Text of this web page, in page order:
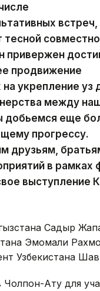
встреч,
тесной
привержен
продвижение
укрепление уз
между
добьемся еще
прогрессу.
друзьям,
в рамках
выступление
Садыр
Эмомали
Узбекистана
Чолпон-Ату для